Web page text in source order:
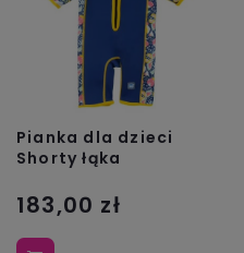
Pianka dla dzieci
Shorty łąka
183,00 zł